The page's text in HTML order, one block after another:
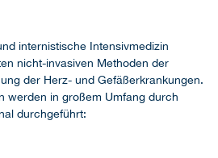
internistische Intensivmedizin
nicht-invasiven Methoden der
der Herz- und Gefäßerkrankungen.
werden in großem Umfang durch
durchgeführt: